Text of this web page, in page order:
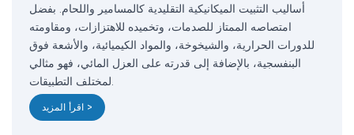
أساليب التثبيت الميكانيكية التقليدية كالمسامير واللحام. بفضل
امتصاصه الممتاز للصدمات، وتخميده للاهتزازات، ومقاومته
للدورات الحرارية، والشيخوخة، والمواد الكيميائية، والأشعة فوق
البنفسجية، بالإضافة إلى قدرته على العزل المائي، فهو مثالي
لمختلف التطبيقات.
اقرأ المزيد >